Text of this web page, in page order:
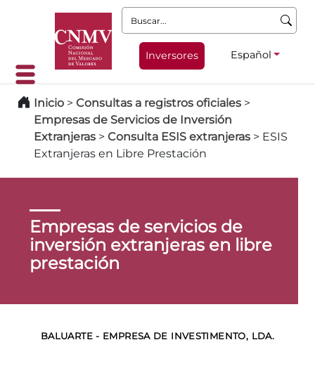
Buscar:
Inversores Español
Inicio > Consultas a registros oficiales >
Empresas de Servicios de Inversión
Extranjeras > Consulta ESIS extranjeras > ESIS
Extranjeras en Libre Prestación
Empresas de servicios de
inversión extranjeras en libre
prestación
BALUARTE - EMPRESA DE INVESTIMENTO, LDA.